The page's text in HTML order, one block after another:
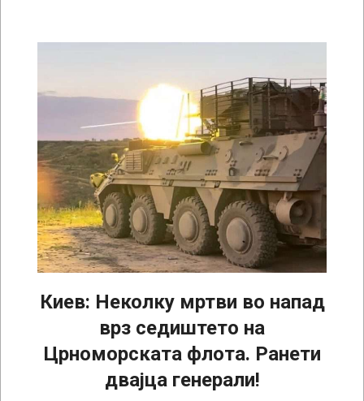
Киев: Неколку мртви во напад
врз седиштето на
Црноморската флота. Ранети
двајца генерали!